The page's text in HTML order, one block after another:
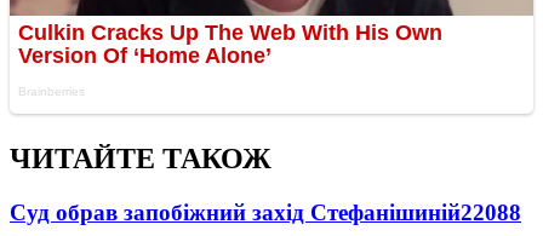
ЧИТАЙТЕ ТАКОЖ
Суд обрав запобіжний захід Стефанішиній22088